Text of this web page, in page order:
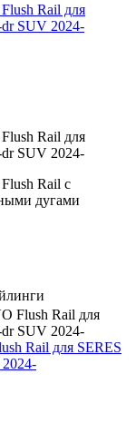
Rail для
SUV 2024-
Rail для
SUV 2024-
Rail с
дугами
Rail для SERES